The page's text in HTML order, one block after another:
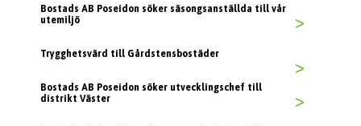
Bostads AB Poseidon söker säsongsanställda till vår
utemiljö
>
Trygghetsvärd till Gårdstensbostäder
>
Bostads AB Poseidon söker utvecklingschef till
distrikt Väster
>